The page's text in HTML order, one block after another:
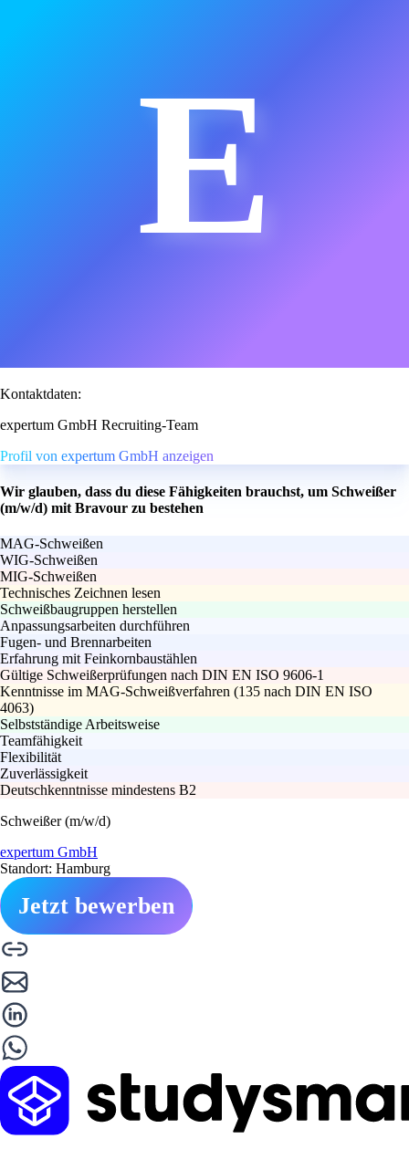
E
Kontaktdaten:
expertum GmbH Recruiting-Team
Profil von expertum GmbH anzeigen
Wir glauben, dass du diese Fähigkeiten brauchst, um Schweißer
(m/w/d) mit Bravour zu bestehen
MAG-Schweißen
WIG-Schweißen
MIG-Schweißen
Technisches Zeichnen lesen
Schweißbaugruppen herstellen
Anpassungsarbeiten durchführen
Fugen- und Brennarbeiten
Erfahrung mit Feinkornbaustählen
Gültige Schweißerprüfungen nach DIN EN ISO 9606-1
Kenntnisse im MAG-Schweißverfahren (135 nach DIN EN ISO
4063)
Selbstständige Arbeitsweise
Teamfähigkeit
Flexibilität
Zuverlässigkeit
Deutschkenntnisse mindestens B2
Schweißer (m/w/d)
expertum GmbH
Standort: Hamburg
Jetzt bewerben